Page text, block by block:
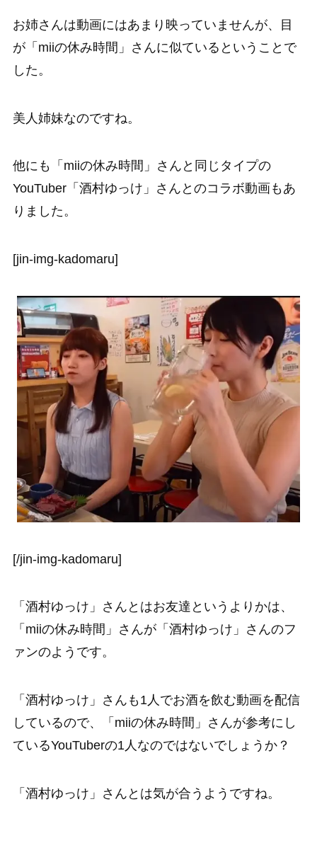
お姉さんは動画にはあまり映っていませんが、目
が「miiの休み時間」さんに似ているということで
した。
美人姉妹なのですね。
他にも「miiの休み時間」さんと同じタイプの
YouTuber「酒村ゆっけ」さんとのコラボ動画もあ
りました。
[jin-img-kadomaru]
[/jin-img-kadomaru]
「酒村ゆっけ」さんとはお友達というよりかは、
「miiの休み時間」さんが「酒村ゆっけ」さんのフ
ァンのようです。
「酒村ゆっけ」さんも1人でお酒を飲む動画を配信
しているので、「miiの休み時間」さんが参考にし
ているYouTuberの1人なのではないでしょうか？
「酒村ゆっけ」さんとは気が合うようですね。